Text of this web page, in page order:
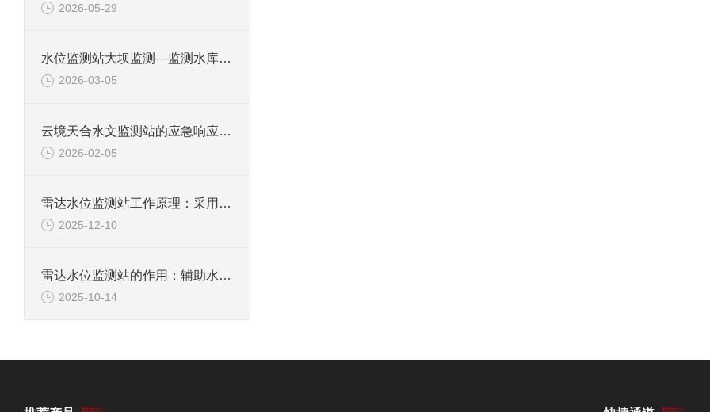
2026-05-29
水位监测站大坝监测—监测水库水位确保水库安全运行，预防大坝溃坝等事故
2026-03-05
云境天合水文监测站的应急响应方案：结合实时水位数据快速有效应对突发状况
2026-02-05
雷达水位监测站工作原理：采用K波段平面雷达技术精准获取水体水位数据
2025-12-10
雷达水位监测站的作用：辅助水利部门掌握水位信息，为防汛抗旱提供依据
2025-10-14